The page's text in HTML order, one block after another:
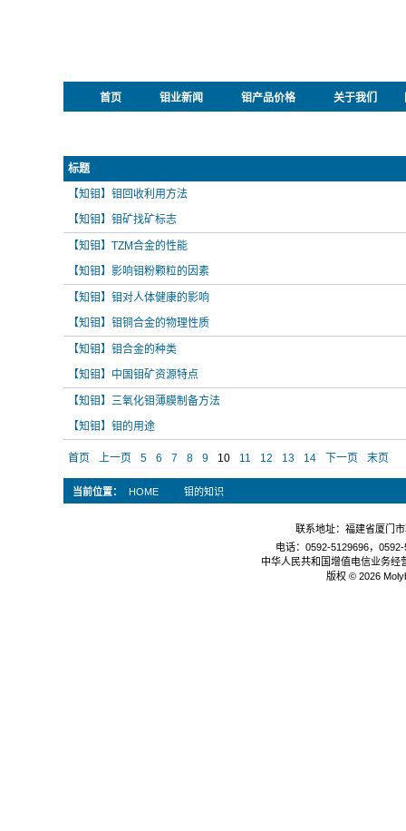
首页 钼业新闻 钼产品价格 关于我们
标题
【知钼】钼回收利用方法
【知钼】钼矿找矿标志
【知钼】TZM合金的性能
【知钼】影响钼粉颗粒的因素
【知钼】钼对人体健康的影响
【知钼】钼铜合金的物理性质
【知钼】钼合金的种类
【知钼】中国钼矿资源特点
【知钼】三氧化钼薄膜制备方法
【知钼】钼的用途
首页 上一页 5 6 7 8 9 10 11 12 13 14 下一页 末页
当前位置： HOME 钼的知识
联系地址：福建省厦门
电话：0592-5129696，
中华人民共和国增值电信业务经
版权 © 2026